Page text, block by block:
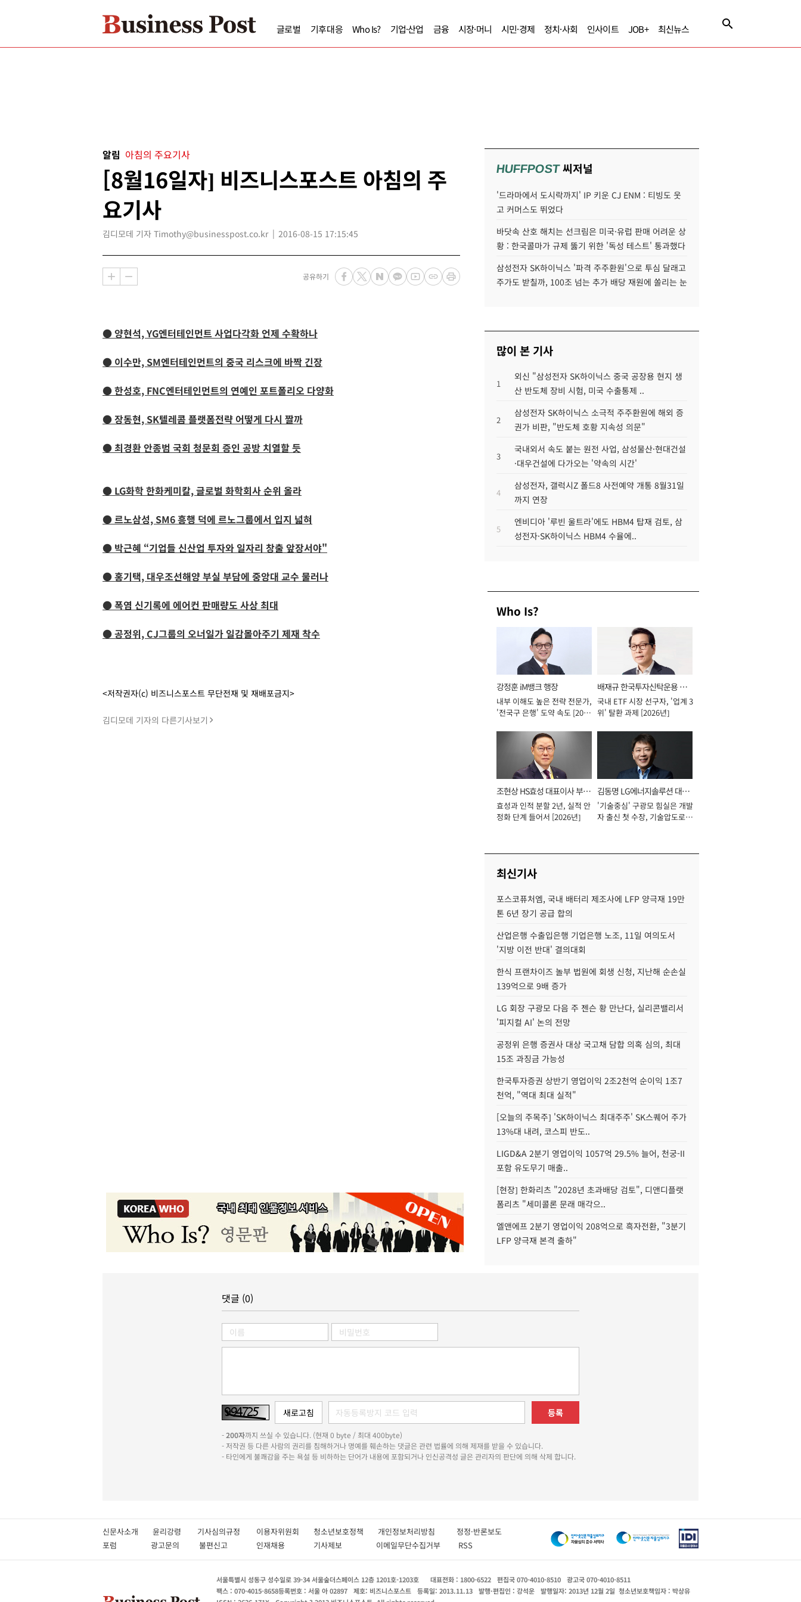
글로벌 기후대응 Who Is? 기업·산업 금융 시장·머니 시민·경제 정치·사회 인사이트 JOB+ 최신뉴스
알림 아침의 주요기사
[8월16일자] 비즈니스포스트 아침의 주
요기사
김디모데 기자 Timothy@businesspost.co.kr 2016-08-15 17:15:45
공유하기
● 양현석, YG엔터테인먼트 사업다각화 언제 수확하나
● 이수만, SM엔터테인먼트의 중국 리스크에 바짝 긴장
● 한성호, FNC엔터테인먼트의 연예인 포트폴리오 다양화
● 장동현, SK텔레콤 플랫폼전략 어떻게 다시 짤까
● 최경환 안종범 국회 청문회 증인 공방 치열할 듯
● LG화학 한화케미칼, 글로벌 화학회사 순위 올라
● 르노삼성, SM6 흥행 덕에 르노그룹에서 입지 넓혀
● 박근혜 “기업들 신산업 투자와 일자리 창출 앞장서야"
● 홍기택, 대우조선해양 부실 부담에 중앙대 교수 물러나
● 폭염 신기록에 에어컨 판매량도 사상 최대
● 공정위, CJ그룹의 오너일가 일감몰아주기 제재 착수
<저작권자(c) 비즈니스포스트 무단전재 및 재배포금지>
김디모데 기자의 다른기사보기
HUFFPOST씨저널
'드라마에서 도시락까지' IP 키운 CJ ENM : 티빙도 웃
고 커머스도 뛰었다
바닷속 산호 해치는 선크림은 미국·유럽 판매 어려운 상
황 : 한국콜마가 규제 뚫기 위한 '독성 테스트' 통과했다
삼성전자 SK하이닉스 '파격 주주환원'으로 투심 달래고
주가도 받칠까, 100조 넘는 추가 배당 재원에 쏠리는 눈
많이 본 기사
1
외신 "삼성전자 SK하이닉스 중국 공장용 현지 생
산 반도체 장비 시험, 미국 수출통제 ..
2
삼성전자 SK하이닉스 소극적 주주환원에 해외 증
권가 비판, "반도체 호황 지속성 의문"
3
국내외서 속도 붙는 원전 사업, 삼성물산·현대건설
·대우건설에 다가오는 '약속의 시간'
4
삼성전자, 갤럭시Z 폴드8 사전예약 개통 8월31일
까지 연장
5
엔비디아 '루빈 울트라'에도 HBM4 탑재 검토, 삼
성전자·SK하이닉스 HBM4 수율에..
Who Is?
강정훈 iM뱅크 행장
내부 이해도 높은 전략 전문가,
'전국구 은행' 도약 속도 [2026
배재규 한국투자신탁운용 대
표이사 사장
국내 ETF 시장 선구자, '업계 3
위' 탈환 과제 [2026년]
조현상 HS효성 대표이사 부회
장
효성과 인적 분할 2년, 실적 안
정화 단계 들어서 [2026년]
김동명 LG에너지솔루션 대표
이사 사장
'기술중심' 구광모 힘실은 개발
자 출신 첫 수장, 기술압도로
최신기사
포스코퓨처엠, 국내 배터리 제조사에 LFP 양극재 19만
톤 6년 장기 공급 합의
산업은행 수출입은행 기업은행 노조, 11일 여의도서
'지방 이전 반대' 결의대회
한식 프랜차이즈 놀부 법원에 회생 신청, 지난해 순손실
139억으로 9배 증가
LG 회장 구광모 다음 주 젠슨 황 만난다, 실리콘밸리서
'피지컬 AI' 논의 전망
공정위 은행 증권사 대상 국고채 담합 의혹 심의, 최대
15조 과징금 가능성
한국투자증권 상반기 영업이익 2조2천억 순이익 1조7
천억, "역대 최대 실적"
[오늘의 주목주] 'SK하이닉스 최대주주' SK스퀘어 주가
13%대 내려, 코스피 반도..
LIGD&A 2분기 영업이익 1057억 29.5% 늘어, 천궁-II
포함 유도무기 매출..
[현장] 한화리츠 "2028년 초과배당 검토", 디앤디플랫
폼리츠 "세미콜론 문래 매각으..
엘앤에프 2분기 영업이익 208억으로 흑자전환, "3분기
LFP 양극재 본격 출하"
댓글 (0)
등록
-200자까지 쓰실 수 있습니다. (현재 0 byte / 최대 400byte)
- 저작권 등 다른 사람의 권리를 침해하거나 명예를 훼손하는 댓글은 관련 법률에 의해 제재를 받을 수 있습니다.
- 타인에게 불쾌감을 주는 욕설 등 비하하는 단어가 내용에 포함되거나 인신공격성 글은 관리자의 판단에 의해 삭제 합니다.
신문사소개 윤리강령 기사심의규정 이용자위원회 청소년보호정책 개인정보처리방침 정정·반론보도
포럼
광고문의 불편신고 인재채용 기사제보 이메일무단수집거부 RSS
서울특별시 성동구 성수일로 39-34 서울숲더스페이스 12층 1201호-1203호 대표전화 : 1800-6522 편집국 070-4010-8510
광고국 070-4010-8511
팩스 : 070-4015-8658등록번호 : 서울 아 02897 제호: 비즈니스포스트 등록일: 2013.11.13 발행·편집인 : 강석운 발행일자: 2013년 12월 2일 청소년보호책임자 : 박상유